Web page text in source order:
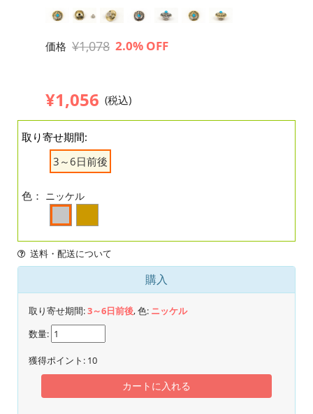
価格 ¥1,078 2.0% OFF
¥1,056 (税込)
取り寄せ期間:
3～6日前後
色： ニッケル
送料・配送について
購入
取り寄せ期間:3～6日前後, 色: ニッケル
数量:
獲得ポイント: 10
カートに入れる